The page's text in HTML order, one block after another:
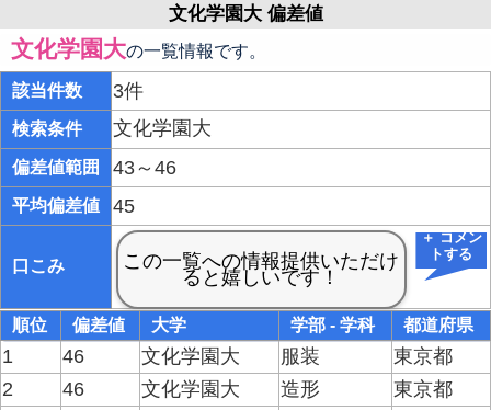
文化学園大 偏差値
文化学園大の一覧情報です。
該当件数 3件
検索条件 文化学園大
偏差値範囲 43～46
平均偏差値 45
口こみ
＋ コメン
トする
順位 偏差値 大学 学部 - 学科 都道府県
1 46 文化学園大 服装
東京都
2
46 文化学園大 造形
東京都